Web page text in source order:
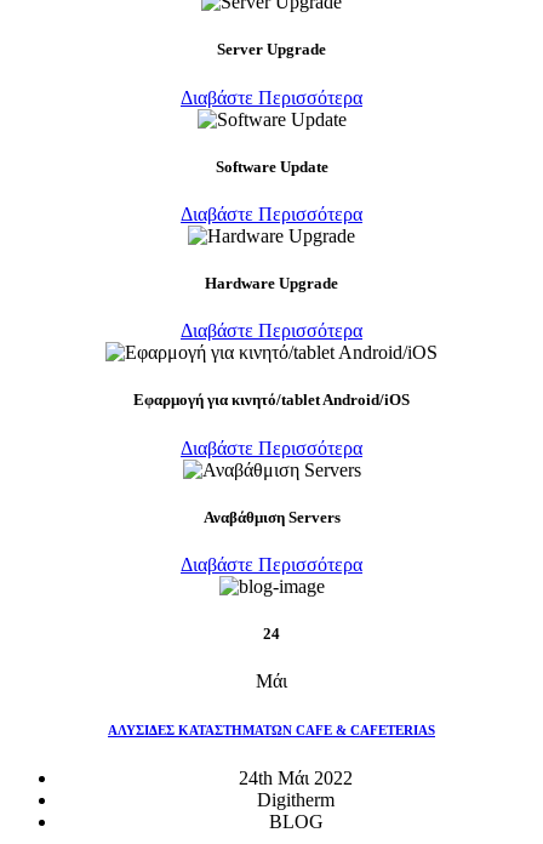
Server Upgrade
Διαβάστε Περισσότερα
Software Update
Διαβάστε Περισσότερα
Hardware Upgrade
Διαβάστε Περισσότερα
Eφαρμογή για κινητό/tablet Android/iOS
Διαβάστε Περισσότερα
Αναβάθμιση Servers
Διαβάστε Περισσότερα
24
Μάι
ΑΛΥΣΙΔΕΣ ΚΑΤΑΣΤΗΜΑΤΩΝ CAFE & CAFETERIAS
24th Μάι 2022
Digitherm
BLOG